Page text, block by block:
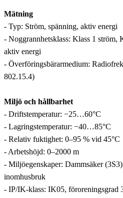
Mätning
- Typ: Ström, spänning, aktiv energi
- Noggrannhetsklass: Klass 1 ström,
aktiv energi
- Överföringsbärarmedium:
802.15.4)
Miljö och hållbarhet
- Driftstemperatur: −25…60°C
- Lagringstemperatur: −40…85°C
- Relativ fuktighet: 0–95 % vid 45°C
- Arbetshöjd: 0–2000 m
- Miljöegenskaper: Dammsäker
inomhusbruk
- IP/IK-klass: IK05, föroreningsgrad